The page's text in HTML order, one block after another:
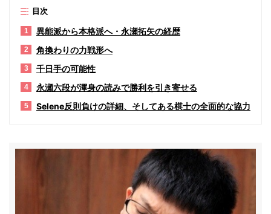
目次
1 異能派から本格派へ・永瀬拓矢の経歴
2 角換わりの力戦形へ
3 千日手の可能性
4 永瀬六段が渾身の読みで勝利を引き寄せる
5 Selene反則負けの詳細、そしてある棋士の全面的な協力